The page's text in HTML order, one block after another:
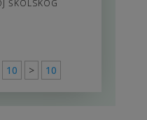
ŠKOLSKOG
10 > 10